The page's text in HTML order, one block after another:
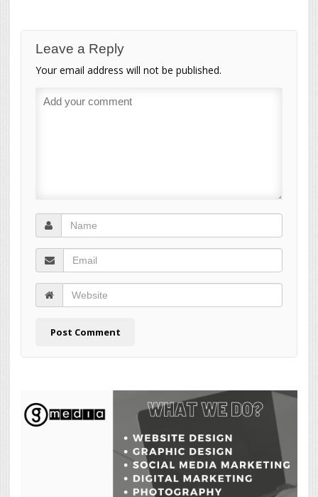
Leave a Reply
Your email address will not be published.